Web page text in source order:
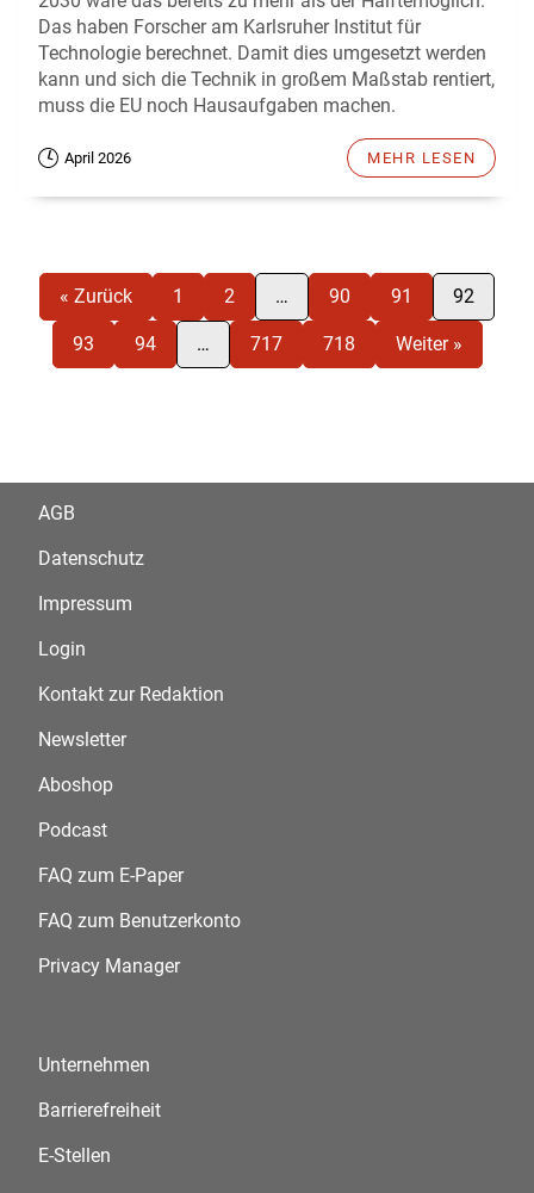
Das haben Forscher am Karlsruher Institut für
Technologie berechnet. Damit dies umgesetzt werden
kann und sich die Technik in großem Maßstab rentiert,
muss die EU noch Hausaufgaben machen.
April 2026 MEHR LESEN
« Zurück 1 2 … 90 91 92
93 94 … 717 718 Weiter »
AGB
Datenschutz
Impressum
Login
Kontakt zur Redaktion
Newsletter
Aboshop
Podcast
FAQ zum E-Paper
FAQ zum Benutzerkonto
Privacy Manager
Unternehmen
Barrierefreiheit
E-Stellen